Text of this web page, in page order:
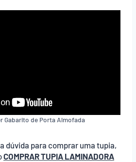
Gabarito de Porta Almofada
dúvida para comprar uma tupia,
COMPRAR TUPIA LAMINADORA